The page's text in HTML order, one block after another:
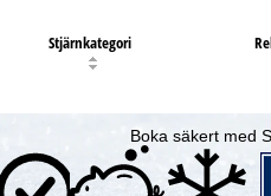
Stjärnkategori
Boka säkert med